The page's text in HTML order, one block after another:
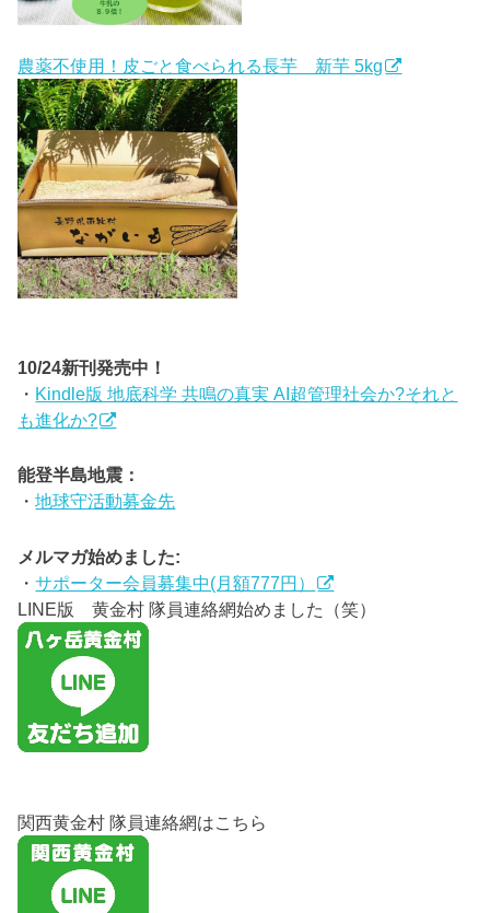
農薬不使用！皮ごと食べられる長芋 新芋 5kg
10/24新刊発売中！
・ Kindle版 地底科学 共鳴の真実 AI超管理社会か?それと
も進化か?
能登半島地震：
・地球守活動募金先
メルマガ始めました:
・サポーター会員募集中(月額777円）
LINE版 黄金村 隊員連絡網始めました（笑）
関西黄金村 隊員連絡網はこちら